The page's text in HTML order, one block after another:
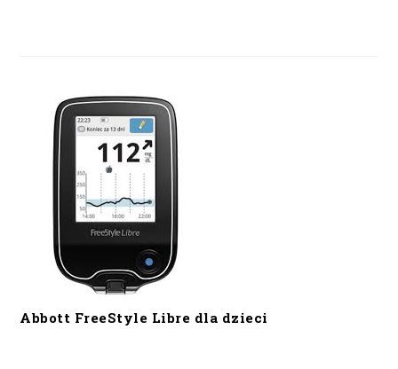
Abbott FreeStyle Libre dla dzieci